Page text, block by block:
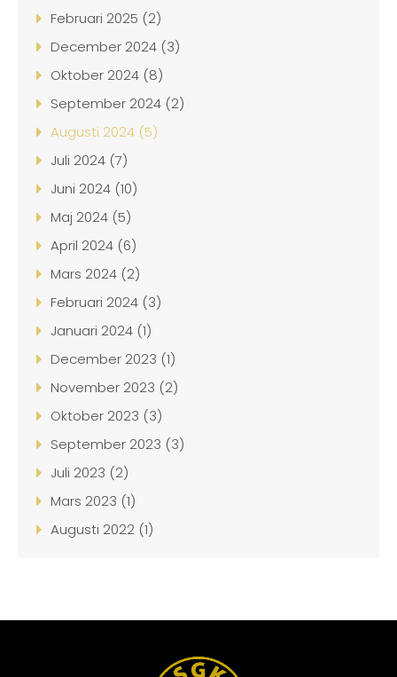
Februari 2025 (2)
December 2024 (3)
Oktober 2024 (8)
September 2024 (2)
Augusti 2024 (5)
Juli 2024 (7)
Juni 2024 (10)
Maj 2024 (5)
April 2024 (6)
Mars 2024 (2)
Februari 2024 (3)
Januari 2024 (1)
December 2023 (1)
November 2023 (2)
Oktober 2023 (3)
September 2023 (3)
Juli 2023 (2)
Mars 2023 (1)
Augusti 2022 (1)